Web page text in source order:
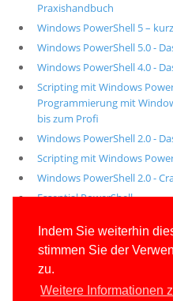
Indem Sie weiterhin
stimmen Sie der
zu.
Weitere Informationen
Praxishandbuch
Windows PowerShell 5 –
Windows PowerShell 5.0 -
Windows PowerShell 4.0 -
Scripting mit Windows
Programmierung mit
bis zum Profi
Windows PowerShell 2.0 -
Scripting mit Windows
Windows PowerShell 2.0 -
Essential PowerShell
Alle unsere aktuellen
E-Book-Abo für ab 99 Euro